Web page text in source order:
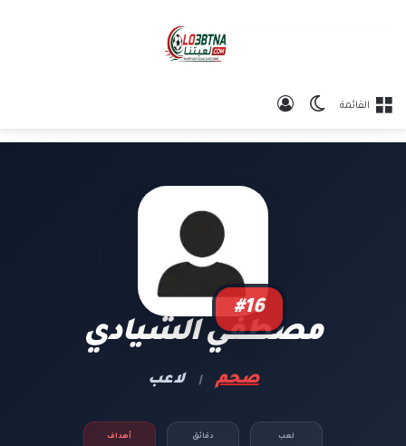
القائمة الوضع المظلم
#16
مصطفي الشيادي
صحم | لاعب
لعب دقائق أهداف